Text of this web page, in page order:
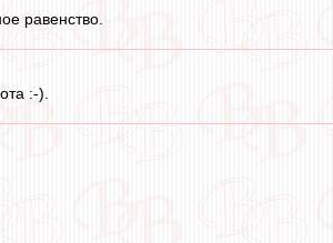
равенство.
:-).